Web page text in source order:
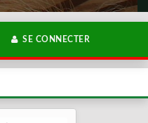
SE CONNECTER